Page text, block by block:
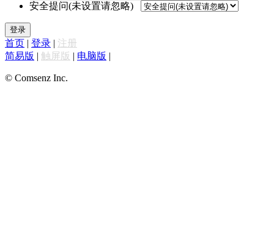
安全提问(未设置请忽略)
登录
首页 | 登录 | 注册
简易版 | 触屏版 | 电脑版 |
© Comsenz Inc.